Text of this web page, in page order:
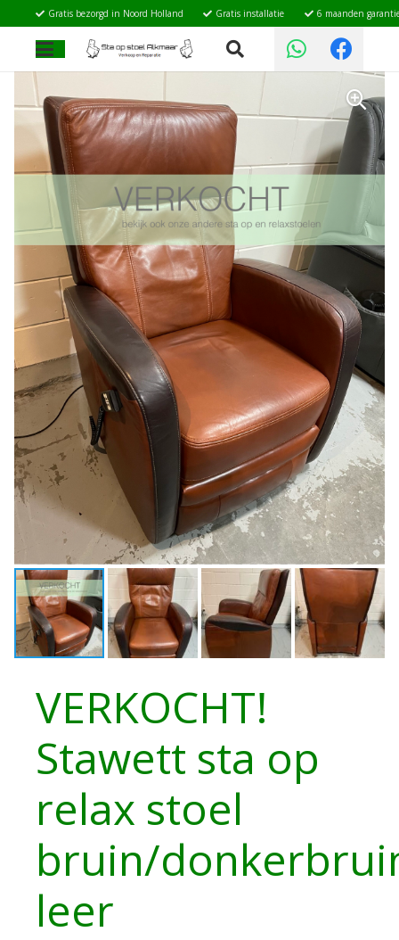
Gratis bezorgd in Noord Holland Gratis installatie 6 maanden
VERKOCHT!
Stawett sta op
relax stoel
bruin/
leer